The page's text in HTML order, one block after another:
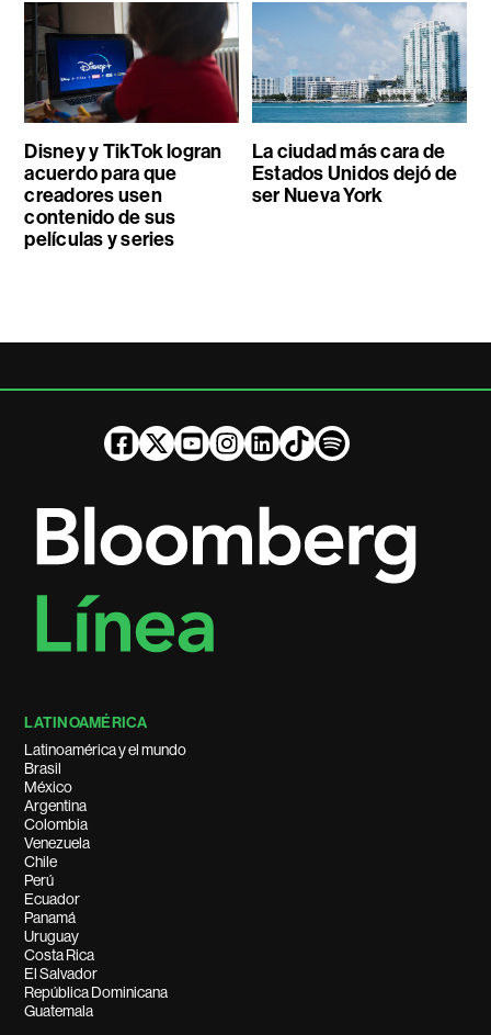
Disney y TikTok logran
acuerdo para que
creadores usen
contenido de sus
películas y series
La ciudad más cara de
Estados Unidos dejó de
ser Nueva York
LATINOAMÉRICA
Latinoamérica y el mundo
Brasil
México
Argentina
Colombia
Venezuela
Chile
Perú
Ecuador
Panamá
Uruguay
Costa Rica
El Salvador
República Dominicana
Guatemala